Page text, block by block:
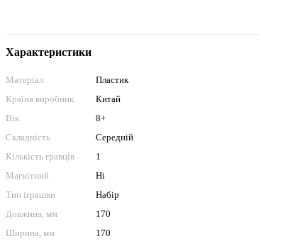
Характеристики
Матеріал
Пластик
Країна виробник
Китай
Вік
8+
Складність
Середній
Кількість гравців
1
Магнітний
Ні
Тип іграшки
Набір
Довжина, мм
170
Ширина, мм
170